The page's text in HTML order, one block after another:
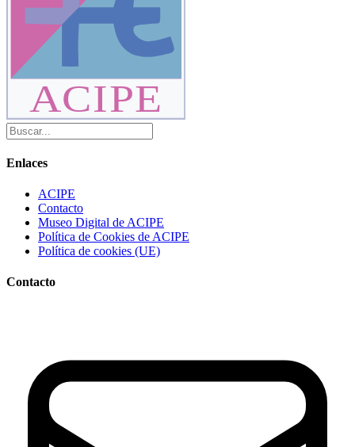
ACIPE
Enlaces
ACIPE
Contacto
Museo Digital de ACIPE
Política de Cookies de ACIPE
Política de cookies (UE)
Contacto